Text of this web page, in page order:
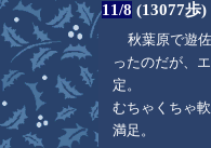
11/8 (13077歩)
秋葉原で遊
ったのだが、
定。
むちゃくちゃ
満足。